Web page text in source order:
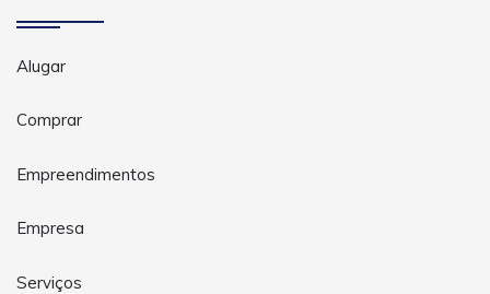
Alugar
Comprar
Empreendimentos
Empresa
Serviços